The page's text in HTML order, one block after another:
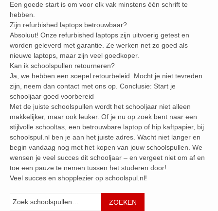
Een goede start is om voor elk vak minstens één schrift te
hebben.
Zijn refurbished laptops betrouwbaar?
Absoluut! Onze refurbished laptops zijn uitvoerig getest en
worden geleverd met garantie. Ze werken net zo goed als
nieuwe laptops, maar zijn veel goedkoper.
Kan ik schoolspullen retourneren?
Ja, we hebben een soepel retourbeleid. Mocht je niet tevreden
zijn, neem dan contact met ons op. Conclusie: Start je
schooljaar goed voorbereid
Met de juiste schoolspullen wordt het schooljaar niet alleen
makkelijker, maar ook leuker. Of je nu op zoek bent naar een
stijlvolle schooltas, een betrouwbare laptop of hip kaftpapier, bij
schoolspul.nl ben je aan het juiste adres. Wacht niet langer en
begin vandaag nog met het kopen van jouw schoolspullen. We
wensen je veel succes dit schooljaar – en vergeet niet om af en
toe een pauze te nemen tussen het studeren door!
Veel succes en shopplezier op schoolspul.nl!
Zoeken
ZOEKEN